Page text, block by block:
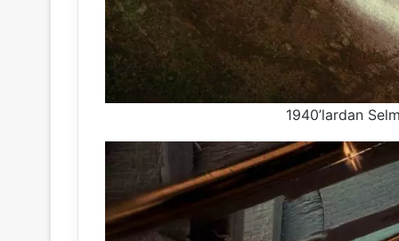
1940’lardan